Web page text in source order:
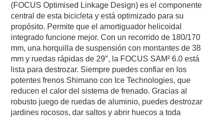
(FOCUS Optimised Linkage Design) es el componente
central de esta bicicleta y está optimizado para su
propósito. Permite que el amortiguador helicoidal
integrado funcione mejor. Con un recorrido de 180/170
mm, una horquilla de suspensión con montantes de 38
mm y ruedas rápidas de 29″, la FOCUS SAM² 6.0 está
lista para destrozar. Siempre puedes confiar en los
potentes frenos Shimano con Ice Technologies, que
reducen el calor del sistema de frenado. Gracias al
robusto juego de ruedas de aluminio, puedes destrozar
jardines rocosos, dar saltos y abrir huecos a toda